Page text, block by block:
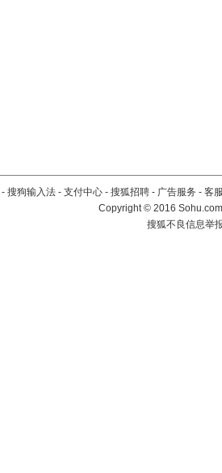
- 搜狗输入法 - 支付中心 - 搜狐招聘 - 广告服务 - 客
Copyright©2016
搜狐不良信息举